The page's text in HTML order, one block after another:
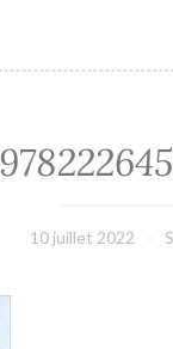
10 juillet 2022